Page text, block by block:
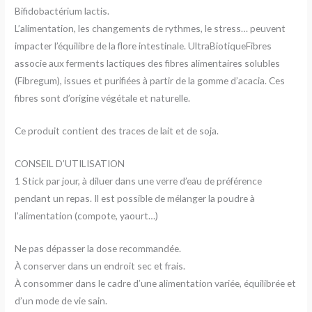
Bifidobactérium lactis.
L’alimentation, les changements de rythmes, le stress… peuvent
impacter l’équilibre de la flore intestinale. UltraBiotiqueFibres
associe aux ferments lactiques des fibres alimentaires solubles
(Fibregum), issues et purifiées à partir de la gomme d’acacia. Ces
fibres sont d’origine végétale et naturelle.
Ce produit contient des traces de lait et de soja.
CONSEIL D’UTILISATION
1 Stick par jour, à diluer dans une verre d’eau de préférence
pendant un repas. Il est possible de mélanger la poudre à
l’alimentation (compote, yaourt…)
Ne pas dépasser la dose recommandée.
À conserver dans un endroit sec et frais.
À consommer dans le cadre d’une alimentation variée, équilibrée et
d’un mode de vie sain.